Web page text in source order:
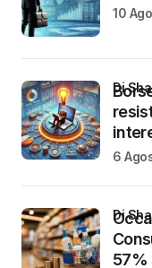
10
di
6
57%
di